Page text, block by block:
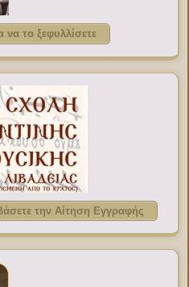
να το ξεφυλλίσετε
την Αίτηση Εγγραφής